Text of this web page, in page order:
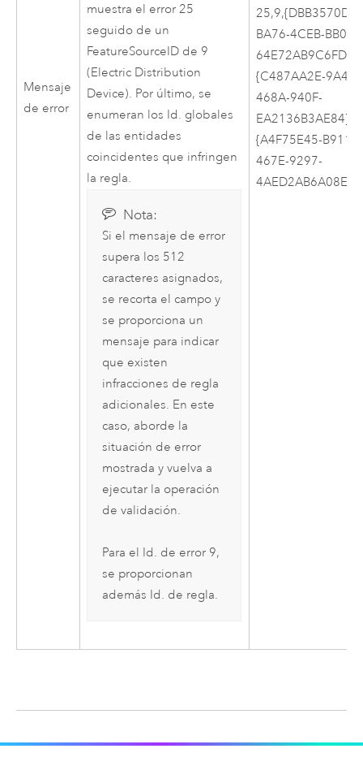
Mensaje
de error
muestra el error 25
seguido de un
FeatureSourceID de 9
(Electric Distribution
Device). Por último, se
enumeran los Id. globales
de las entidades
coincidentes que infringen
la regla.
Nota:
Si el mensaje de error
supera los 512
caracteres asignados,
se recorta el campo y
se proporciona un
mensaje para indicar
que existen
infracciones de regla
adicionales. En este
caso, aborde la
situación de error
mostrada y vuelva a
ejecutar la operación
de validación.
Para el Id. de error 9,
se proporcionan
además Id. de regla.
25,9,{DBB3570D-
BA76-4CEB-BB01-
{C487AA2E-9A4A-
468A-940F-
{A4F75E45-B911-
467E-9297-
4AED2AB6A08E};